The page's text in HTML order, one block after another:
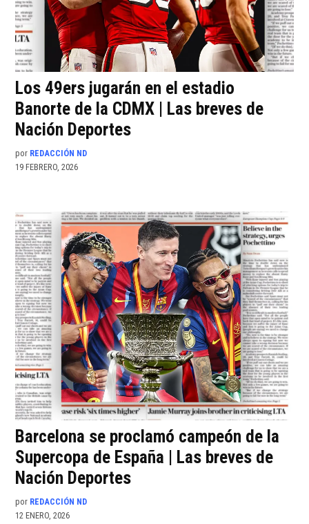
Los 49ers jugarán en el estadio
Banorte de la CDMX | Las breves de
Nación Deportes
por REDACCIÓN ND
19 FEBRERO, 2026
Barcelona se proclamó campeón de la
Supercopa de España | Las breves de
Nación Deportes
por REDACCIÓN ND
12 ENERO, 2026